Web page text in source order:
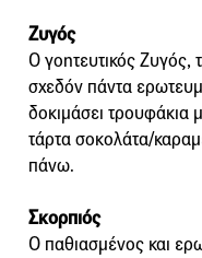
Ζυγός
Ο γοητευτικός Ζυγός,
σχεδόν πάντα
δοκιμάσει τρουφάκια
τάρτα σοκολάτα/
πάνω.
Σκορπιός
Ο παθιασμένος και